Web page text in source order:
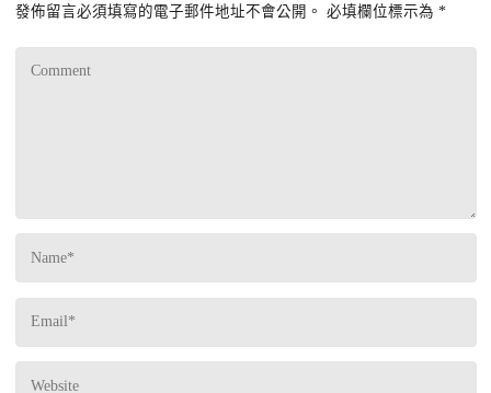
發佈留言必須填寫的電子郵件地址不會公開。 必填欄位標示為 *